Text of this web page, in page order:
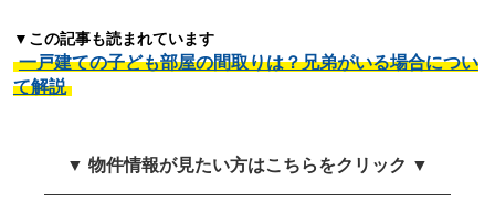
▼この記事も読まれています
一戸建ての子ども部屋の間取りは？兄弟がいる場合につい
て解説
▼ 物件情報が見たい方はこちらをクリック ▼